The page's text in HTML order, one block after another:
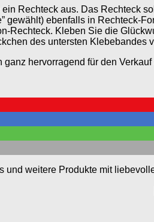
Rechteck aus. Das Rechteck
gewählt) ebenfalls in Rechteck-
Rechteck. Kleben Sie die
des untersten Klebebandes
hervorragend für den Verkauf
und weitere Produkte mit